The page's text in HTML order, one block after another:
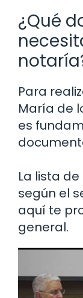
¿Qué
Para
María de
es
La lista
según el
aquí te
general.